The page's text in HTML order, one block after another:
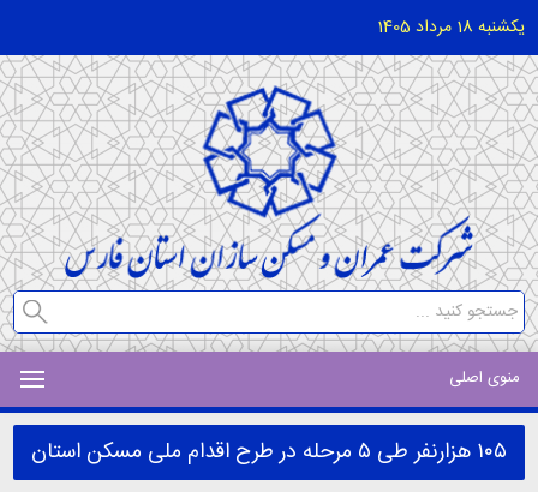
یکشنبه 18 مرداد 1405
منوی اصلی
۱۰۵ هزارنفر طی ۵ مرحله در طرح اقدام ملی مسکن استان